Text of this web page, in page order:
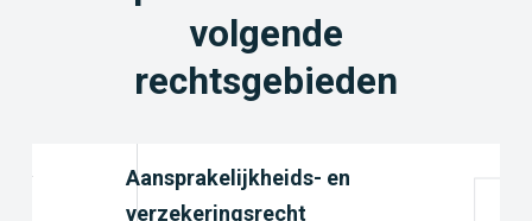
volgende
rechtsgebieden
Aansprakelijkheids- en
verzekeringsrecht